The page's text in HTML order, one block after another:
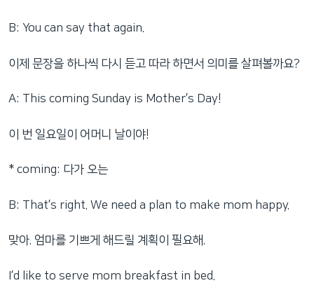
B: You can say that again.
이제 문장을 하나씩 다시 듣고 따라 하면서 의미를 살펴볼까요?
A: This coming Sunday is Mother’s Day!
이 번 일요일이 어머니 날이야!
* coming: 다가 오는
B: That’s right. We need a plan to make mom happy.
맞아. 엄마를 기쁘게 해드릴 계획이 필요해.
I’d like to serve mom breakfast in bed.